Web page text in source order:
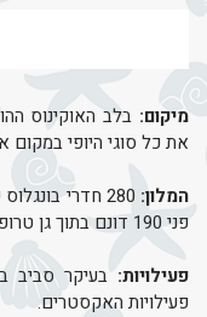
מיקום: בלב האוקינוס
את כל סוגי היופי במקום
המלון:
280 חדרי
פני 190 דונם בתוך גן טרופי משגע.
פעילויות: בעיקר סביב
פעילויות האקסטרים.